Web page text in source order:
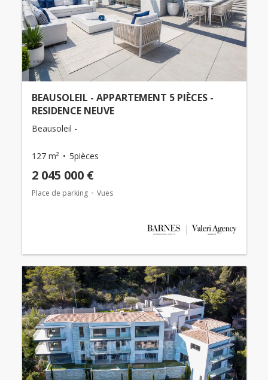
BEAUSOLEIL - APPARTEMENT 5 PIÈCES -
RESIDENCE NEUVE
Beausoleil -
127 m² 5pièces
2 045 000 €
Place de parking Vues